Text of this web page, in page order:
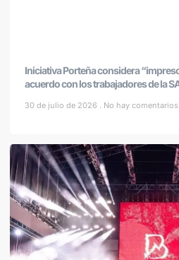
Iniciativa Porteña considera
acuerdo con los trabajadores de la
30 de julio de 2026 No hay comentarios